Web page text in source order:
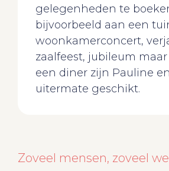
gelegenheden te
bijvoorbeeld aan een
woonkamerconcert,
zaalfeest, jubileum
een diner zijn Pauline
uitermate geschikt.
Zoveel mensen, zoveel